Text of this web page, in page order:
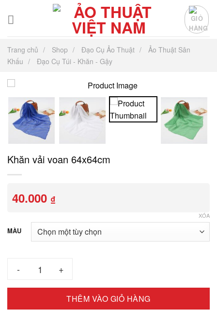
đến
Trang chủ Shop Đạo Cụ Ảo Thuật
Ảo Thuật Sân
Khấu
Đạo Cụ Túi - Khăn - Gậy
Khăn vải voan 64x64cm
40.000 ₫
MÀU
XÓA
THÊM VÀO GIỎ HÀNG